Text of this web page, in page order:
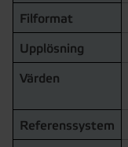
Filformat
Upplösning
Värden
Referenssystem